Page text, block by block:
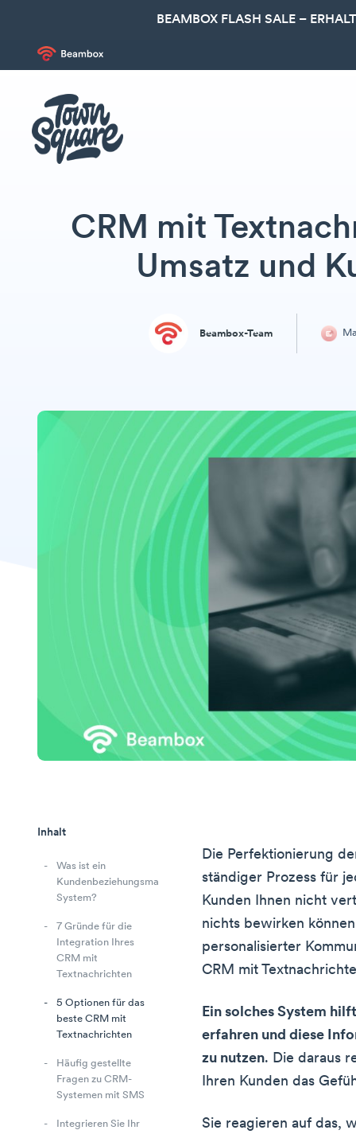
BEAMBOX FLASH SALE –
CRM mit
Umsatz und
Beambox-Team
Inhalt
Was ist ein
Kundenbeziehungsmanagement-
System?
7 Gründe für die
Integration Ihres
CRM mit
Textnachrichten
5 Optionen für das
beste CRM mit
Textnachrichten
Häufig gestellte
Fragen zu CRM-
Systemen mit SMS
Integrieren Sie Ihr
Die Perfektionierung
ständiger Prozess für
Kunden Ihnen nicht
nichts bewirken
personalisierter
CRM mit
Ein solches System
erfahren und diese
zu nutzen. Die daraus
Ihren Kunden das
Sie reagieren auf das,